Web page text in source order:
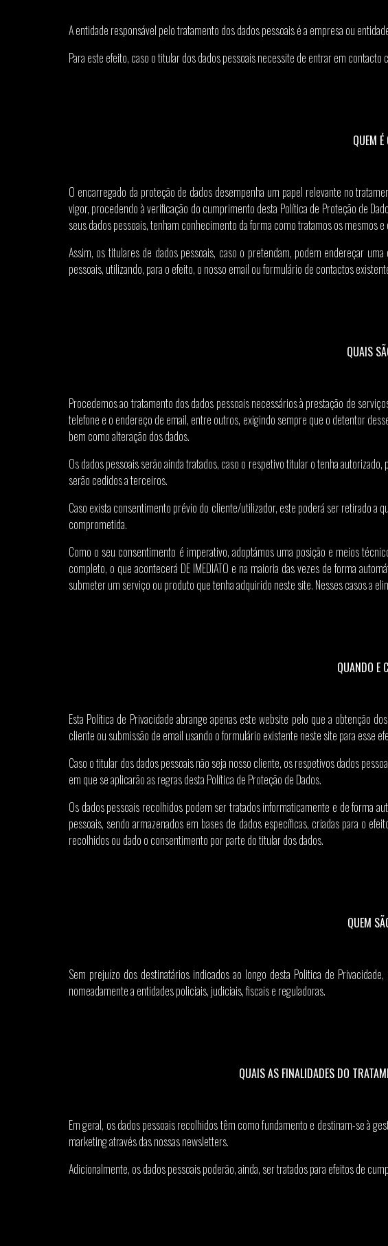
A entidade responsável pelo tratamento dos dados pessoais é a empresa ou
Para este efeito, caso o titular dos dados pessoais necessite de entrar em
QUEM
O encarregado da proteção de dados desempenha um papel relevante no
vigor, procedendo à verificação do cumprimento desta Política de Proteção de
seus dados pessoais, tenham conhecimento da forma como tratamos os mesmos
Assim, os titulares de dados pessoais, caso o pretendam, podem endereçar
pessoais, utilizando, para o efeito, o nosso email ou formulário de contactos
QUAIS
Procedemos ao tratamento dos dados pessoais necessários à prestação de
telefone e o endereço de email, entre outros, exigindo sempre que o detentor
bem como alteração dos dados.
Os dados pessoais serão ainda tratados, caso o respetivo titular o tenha
serão cedidos a terceiros.
Caso exista consentimento prévio do cliente/utilizador, este poderá ser retirado a
comprometida.
Como o seu consentimento é imperativo, adoptámos uma posição e meios
completo, o que acontecerá DE IMEDIATO e na maioria das vezes de forma
submeter um serviço ou produto que tenha adquirido neste site. Nesses casos a
QUANDO E
Esta Política de Privacidade abrange apenas este website pelo que a obtenção
cliente ou submissão de email usando o formulário existente neste site para esse
Caso o titular dos dados pessoais não seja nosso cliente, os respetivos dados
em que se aplicarão as regras desta Política de Proteção de Dados.
Os dados pessoais recolhidos podem ser tratados informaticamente e de forma
pessoais, sendo armazenados em bases de dados específicas, criadas para o
recolhidos ou dado o consentimento por parte do titular dos dados.
QUEM
Sem prejuízo dos destinatários indicados ao longo desta Politica de
nomeadamente a entidades policiais, judiciais, fiscais e reguladoras.
QUAIS AS FINALIDADES DO
Em geral, os dados pessoais recolhidos têm como fundamento e destinam-se à
marketing através das nossas newsletters.
Adicionalmente, os dados pessoais poderão, ainda, ser tratados para efeitos de